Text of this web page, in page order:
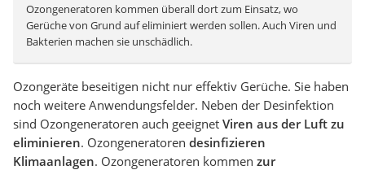
Ozongeneratoren kommen überall dort zum Einsatz, wo
Gerüche von Grund auf eliminiert werden sollen. Auch Viren und
Bakterien machen sie unschädlich.
Ozongeräte beseitigen nicht nur effektiv Gerüche. Sie haben
noch weitere Anwendungsfelder. Neben der Desinfektion
sind Ozongeneratoren auch geeignet Viren aus der Luft zu
eliminieren. Ozongeneratoren desinfizieren
Klimaanlagen. Ozongeneratoren kommen zur